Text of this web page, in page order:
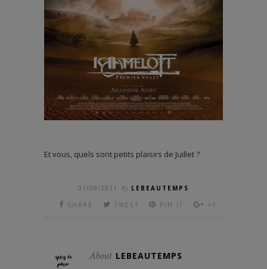
Et vous, quels sont petits plaisirs de Juillet ?
01/08/2021 By LEBEAUTEMPS
SHARE
TWEET PIN IT +1
About LEBEAUTEMPS